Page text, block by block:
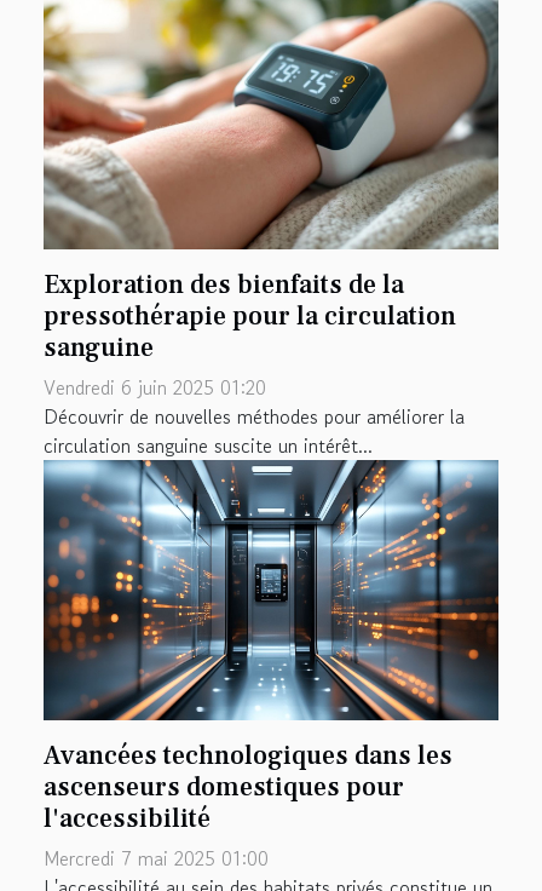
Exploration des bienfaits de la
pressothérapie pour la circulation
sanguine
Vendredi 6 juin 2025 01:20
Découvrir de nouvelles méthodes pour améliorer la
circulation sanguine suscite un intérêt...
Avancées technologiques dans les
ascenseurs domestiques pour
l'accessibilité
Mercredi 7 mai 2025 01:00